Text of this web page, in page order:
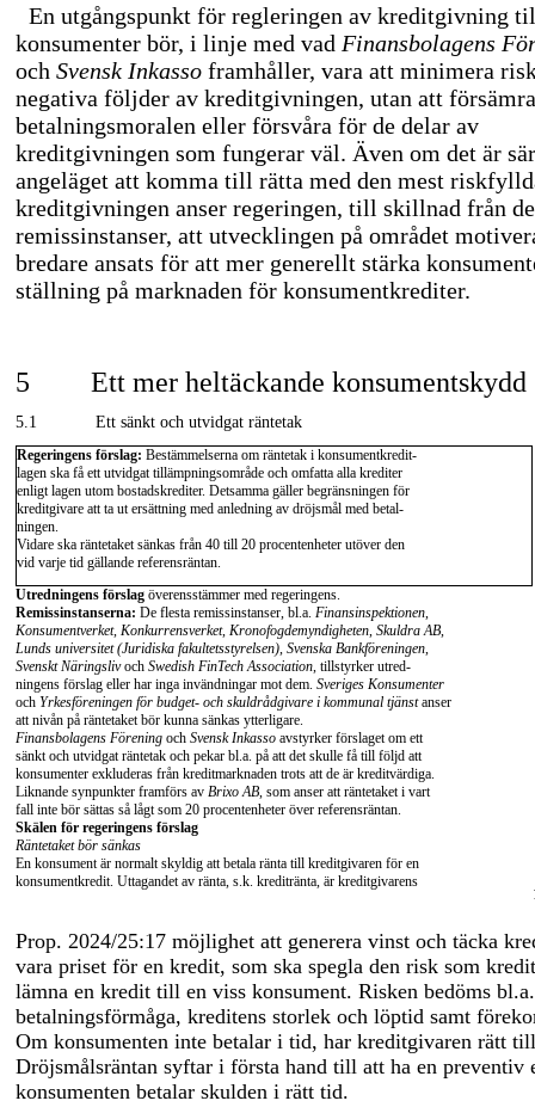
En utgångspunkt för regleringen av kreditgivning
konsumenter bör, i linje med vad Finansbolagens
och Svensk Inkasso framhåller, vara att minimera
negativa följder av kreditgivningen, utan att försämra
betalningsmoralen eller försvåra för de delar av
kreditgivningen som fungerar väl. Även om det är
angeläget att komma till rätta med den mest
kreditgivningen anser regeringen, till skillnad från
remissinstanser, att utvecklingen på området
bredare ansats för att mer generellt stärka
ställning på marknaden för konsumentkrediter.
5 Ett mer heltäckande konsumentskydd
5.1 Ett sänkt och utvidgat räntetak
Regeringens förslag: Bestämmelserna om räntetak i konsumentkredit-
lagen ska få ett utvidgat tillämpningsområde och omfatta alla krediter
enligt lagen utom bostadskrediter. Detsamma gäller begränsningen för
kreditgivare att ta ut ersättning med anledning av dröjsmål med betal-
ningen.
Vidare ska räntetaket sänkas från 40 till 20 procentenheter utöver den
vid varje tid gällande referensräntan.
Utredningens förslag överensstämmer med regeringens.
Remissinstanserna: De flesta remissinstanser, bl.a. Finansinspektionen,
Konsumentverket, Konkurrensverket, Kronofogdemyndigheten, Skuldra AB,
Lunds universitet (Juridiska fakultetsstyrelsen), Svenska Bankföreningen,
Svenskt Näringslivoch Swedish FinTech Association, tillstyrker utred-
ningens förslag eller har inga invändningar mot dem. Sveriges Konsumenter
och Yrkesföreningen för budget- och skuldrådgivare i kommunal tjänstanser
att nivån på räntetaket bör kunna sänkas ytterligare.
Finansbolagens Förening och Svensk Inkasso avstyrker förslaget om ett
sänkt och utvidgat räntetak och pekar bl.a. på att det skulle få till följd att
konsumenter exkluderas från kreditmarknaden trots att de är kreditvärdiga.
Liknande synpunkter framförs av Brixo AB, som anser att räntetaket i vart
fall inte bör sättas så lågt som 20 procentenheter över referensräntan.
Skälen för regeringens förslag
Räntetaket bör sänkas
En konsument är normalt skyldig att betala ränta till kreditgivaren för en
konsumentkredit. Uttagandet av ränta, s.k. kreditränta, är kreditgivarens
Prop. 2024/25:17 möjlighet att generera vinst och täcka
vara priset för en kredit, som ska spegla den risk som
lämna en kredit till en viss konsument. Risken bedöms
betalningsförmåga, kreditens storlek och löptid samt
Om konsumenten inte betalar i tid, har kreditgivaren rätt
Dröjsmålsräntan syftar i första hand till att ha en
konsumenten betalar skulden i rätt tid.